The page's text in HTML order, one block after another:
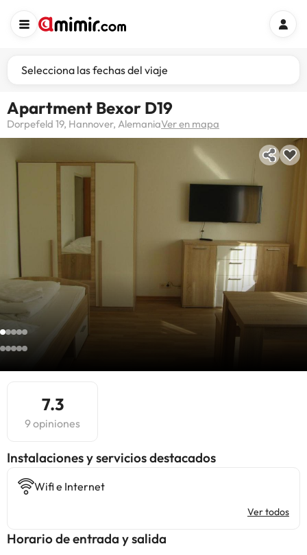
Selecciona las fechas del viaje
Apartment Bexor D19
Dorpefeld 19, Hannover, AlemaniaVer en mapa
7.3
9 opiniones
Instalaciones y servicios destacados
Wifi e Internet
Ver todos
Horario de entrada y salida